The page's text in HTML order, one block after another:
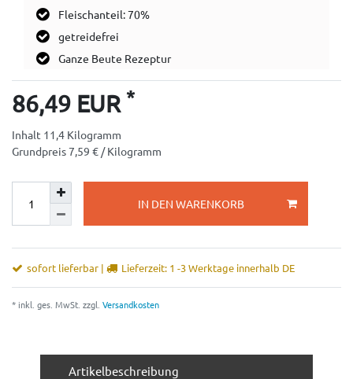
Fleischanteil: 70%
getreidefrei
Ganze Beute Rezeptur
86,49 EUR *
Inhalt 11,4 Kilogramm
Grundpreis7,59 € / Kilogramm
IN DEN WARENKORB
sofort lieferbar | Lieferzeit: 1 -3 Werktage innerhalb DE
* inkl. ges. MwSt. zzgl. Versandkosten
Artikelbeschreibung